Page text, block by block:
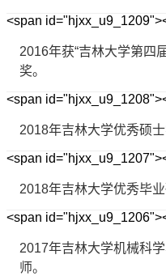
<span
2016年获“吉林大学第四
奖。
<span
2018年吉林大学优秀硕
<span
2018年吉林大学优秀毕业
<span
2017年吉林大学机械科
师。